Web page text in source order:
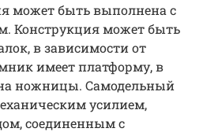
может быть выполнена с
Конструкция может быть
в зависимости от
имеет платформу, в
ножницы. Самодельный
усилием,
соединенным с